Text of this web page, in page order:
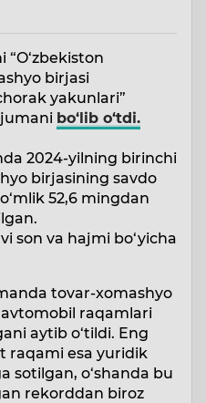
“O‘zbekiston
birjasi
yakunlari”
bo‘lib o‘tdi.
2024-yilning birinchi
birjasining savdo
52,6 mingdan
son va hajmi bo‘yicha
tovar-xomashyo
raqamlari
aytib o‘tildi. Eng
raqami esa yuridik
sotilgan, o‘shanda bu
rekorddan biroz